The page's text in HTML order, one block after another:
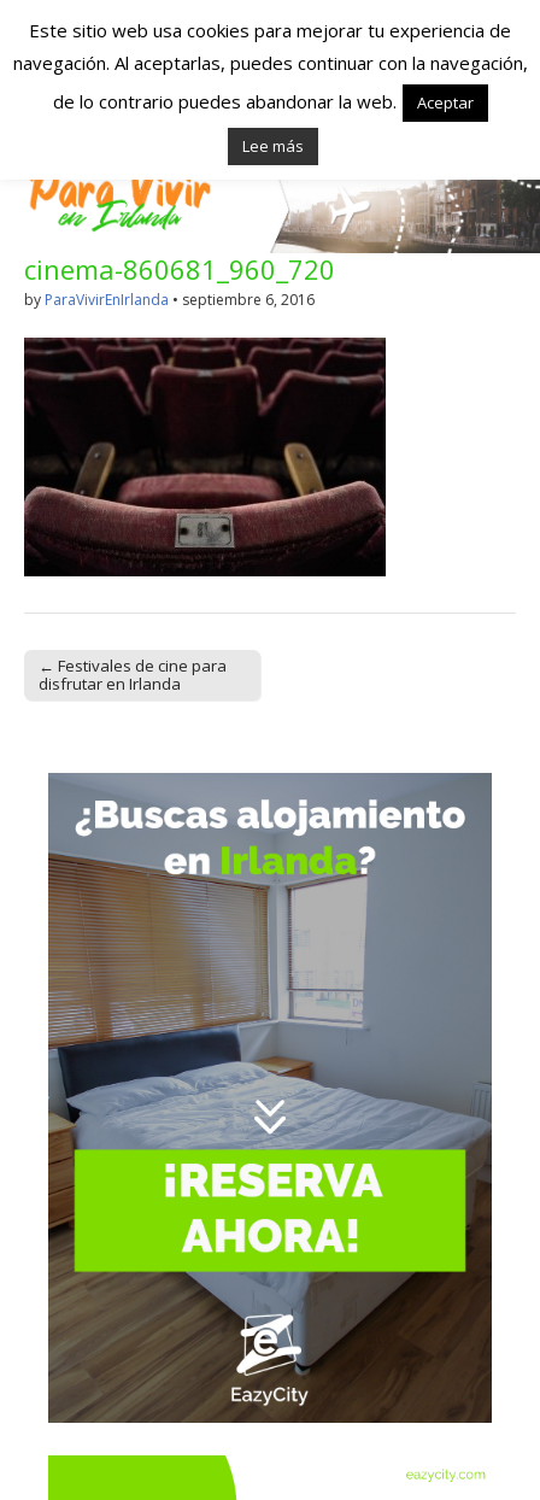
Españoles en
Irlanda – Vivir en
Irlanda – Trabajo
en Irlanda –
Alojamiento en
Irlanda
Blog dedicado a los que viven, estudian y trabajan en
Irlanda!
cinema-860681_960_720
by ParaVivirEnIrlanda • septiembre 6, 2016
Post navigation
← Festivales de cine para
disfrutar en Irlanda
Este sitio web usa cookies para mejorar tu experiencia de
navegación. Al aceptarlas, puedes continuar con la navegación,
de lo contrario puedes abandonar la web.
Aceptar
Lee más